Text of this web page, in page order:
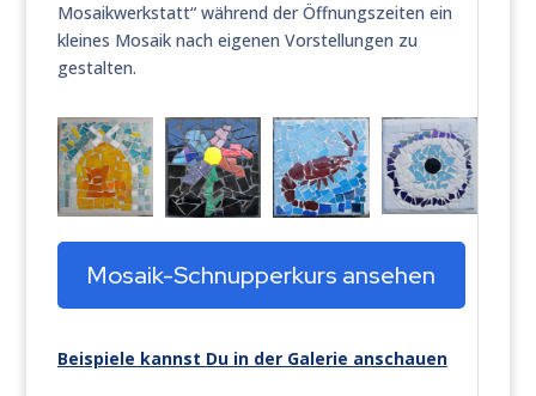
Mosaikwerkstatt“ während der Öffnungszeiten ein
kleines Mosaik nach eigenen Vorstellungen zu
gestalten.
Mosaik-Schnupperkurs ansehen
Beispiele kannst Du in der Galerie anschauen